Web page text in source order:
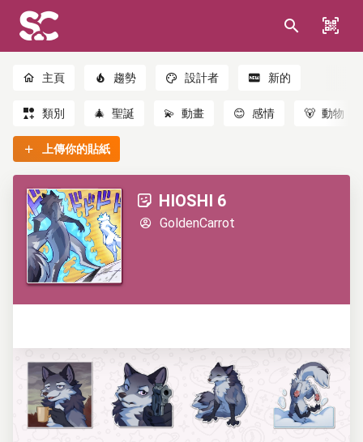
主頁 趨勢 設計者 新的
類別 🎄 聖誕 💫 動畫 😊 感情 🐻 動物
上傳你的貼紙
HIOSHI 6
GoldenCarrot